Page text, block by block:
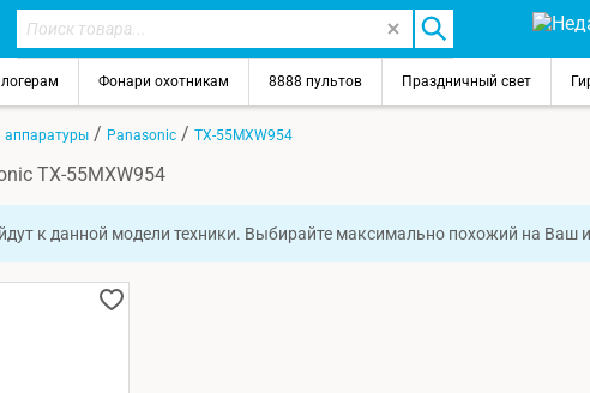
Фонари охотникам 8888 пультов Праздничный свет
аппаратуры / Panasonic / TX-55MXW954
TX-55MXW954
к данной модели техники. Выбирайте максимально похожий на Ваш